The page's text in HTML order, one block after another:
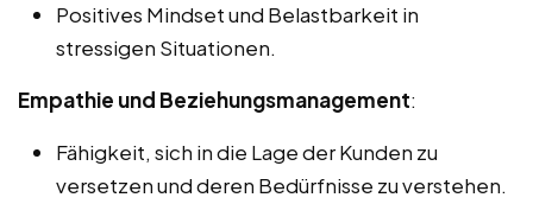
Positives Mindset und Belastbarkeit in
stressigen Situationen.
Empathie und Beziehungsmanagement:
Fähigkeit, sich in die Lage der Kunden zu
versetzen und deren Bedürfnisse zu verstehen.